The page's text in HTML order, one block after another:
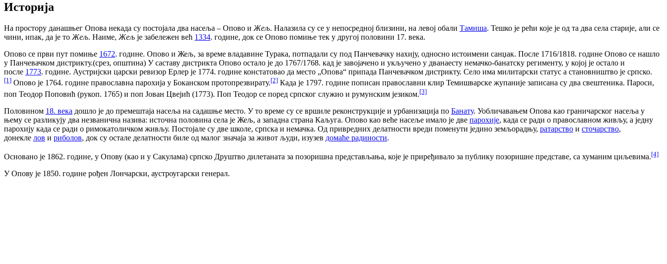
Историја
На простору данашњег Опова некада су постојала два насеља – Опово и Жељ. Налазила су се у непосредној близини, на левој обали Тамиша. Тешко је рећи које је од та два села старије, али се
чини, ипак, да је то Жељ. Наиме, Жељ је забележен већ 1334. године, док се Опово помиње тек у другој половини 17. века.
Опово се први пут помиње 1672. године. Опово и Жељ, за време владавине Турака, потпадали су под Панчевачку нахију, односно истоимени санџак. После 1716/1818. године Опово се нашло
у Панчевачком дистрикту.(срез, општина) У саставу дистрикта Опово остало је до 1767/1768. кад је завојачено и укључено у дванаесту немачко-банатску регименту, у којој је остало и
после 1773. године. Аустријски царски ревизор Ерлер је 1774. године констатовао да место „Опова“ припада Панчевачком дистрикту. Село има милитарски статус а становништво је српско.
[1] Опово је 1764. године православна парохија у Боканском протопрезвирату.[2] Када је 1797. године пописан православни клир Темишварске жупаније записана су два свештеника. Пароси,
поп Теодор Поповић (рукоп. 1765) и поп Јован Цвејић (1773). Поп Теодор се поред српског служио и румунским језиком.[3]
Половином 18. века дошло је до премештаја насеља на садашње место. У то време су се вршиле реконструкције и урбанизација по Банату. Уобличавањем Опова као граничарског насеља у
њему се разликују два незванична назива: источна половина села је Жељ, а западна страна Каљуга. Опово као веће насеље имало је две парохије, када се ради о православном живљу, а једну
парохију када се ради о римокатоличком живљу. Постојале су две школе, српска и немачка. Од привредних делатности вреди поменути једино земљорадњу, ратарство и сточарство,
донекле лов и риболов, док су остале делатности биле од малог значаја за живот људи, изузев домаће радиности.
Основано је 1862. године, у Опову (као и у Сакулама) српско Друштво дилетаната за позоришна представљања, које је приређивало за публику позоришне представе, са хуманим циљевима.[4]
У Опову је 1850. године рођен Лончарски, аустроугарски генерал.